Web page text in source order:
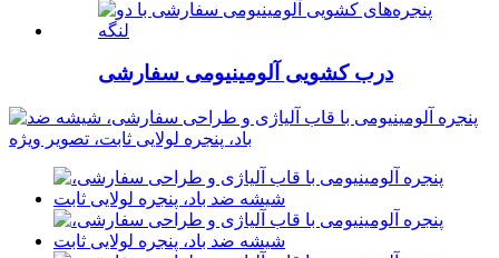
درب کشویی آلومینیومی سفارشی